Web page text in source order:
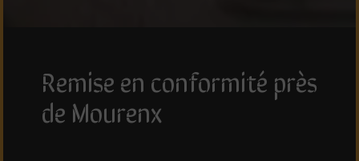
remise en conformité près
de Mourenx